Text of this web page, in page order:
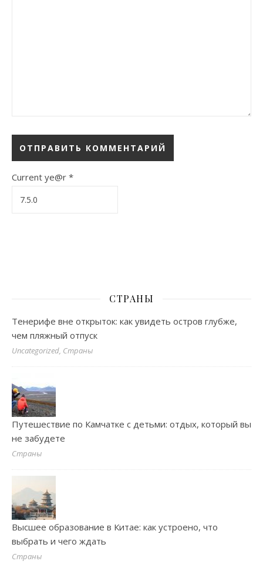
Current ye@r *
СТРАНЫ
Тенерифе вне открыток: как увидеть остров глубже,
чем пляжный отпуск
Uncategorized, Страны
Путешествие по Камчатке с детьми: отдых, который вы
не забудете
Страны
Высшее образование в Китае: как устроено, что
выбрать и чего ждать
Страны